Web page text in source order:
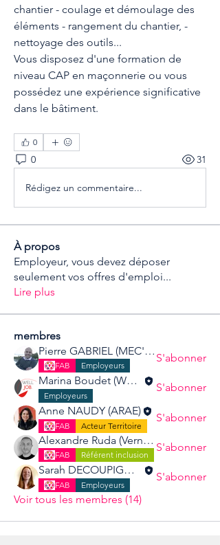
chantier - coulage et démoulage des
éléments - rangement du chantier, -
nettoyage des outils...
Vous disposez d'une formation de
niveau CAP en maçonnerie ou vous
possédez une expérience significative
dans le bâtiment.
0
0 31
Rédigez un commentaire...
À propos
Employeur, vous devez déposer
seulement vos offres d'emploi...
Lire plus
membres
Pierre GABRIEL (MEC'ALP Industrie)
FAB Employeurs
S'abonner
Marina Boudet (Welljob)
Employeurs
S'abonner
Anne NAUDY (ARAE)
FAB Acteur Territoire
S'abonner
Alexandre Ruda (Verneil Formation)
FAB Référent inclusion
S'abonner
Sarah DECOUPIGNY (Deltha Savoie)
FAB Employeurs
S'abonner
Voir tous les membres (14)